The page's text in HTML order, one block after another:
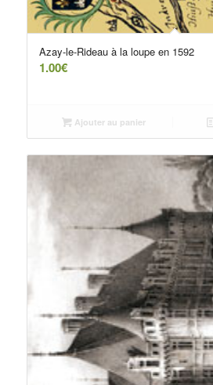
Azay-le-Rideau à la loupe en 1592
1.00€
Ajouter au panier